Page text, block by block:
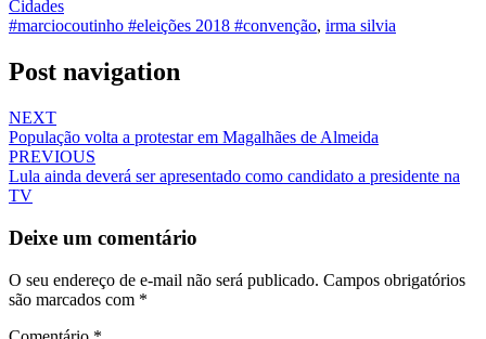
Cidades
#marciocoutinho #eleições 2018 #convenção, irma silvia
Post navigation
NEXT
População volta a protestar em Magalhães de Almeida
PREVIOUS
Lula ainda deverá ser apresentado como candidato a presidente na
TV
Deixe um comentário
O seu endereço de e-mail não será publicado. Campos obrigatórios
são marcados com *